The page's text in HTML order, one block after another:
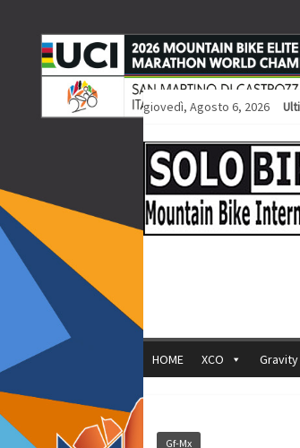
giovedì, Agosto 6, 2026
HOME XCO Gravity
Gf-Mx